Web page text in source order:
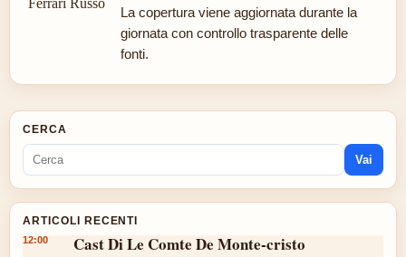
La copertura viene aggiornata durante la
giornata con controllo trasparente delle
fonti.
CERCA
Vai
ARTICOLI RECENTI
12:00 Cast Di Le Comte De Monte-cristo